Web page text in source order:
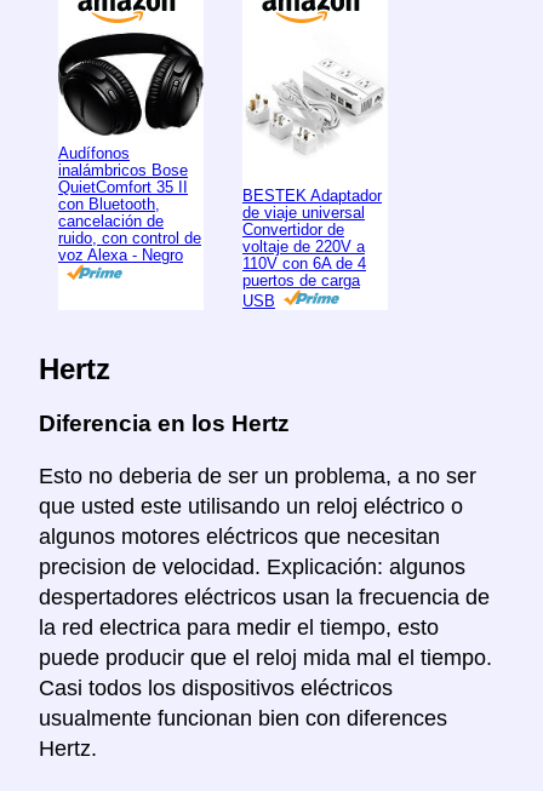
Audífonos
inalámbricos Bose
QuietComfort 35 II
con Bluetooth,
cancelación de
ruido, con control de
voz Alexa - Negro
BESTEK Adaptador
de viaje universal
Convertidor de
voltaje de 220V a
110V con 6A de 4
puertos de carga
USB
Hertz
Diferencia en los Hertz
Esto no deberia de ser un problema, a no ser
que usted este utilisando un reloj eléctrico o
algunos motores eléctricos que necesitan
precision de velocidad. Explicación: algunos
despertadores eléctricos usan la frecuencia de
la red electrica para medir el tiempo, esto
puede producir que el reloj mida mal el tiempo.
Casi todos los dispositivos eléctricos
usualmente funcionan bien con diferences
Hertz.